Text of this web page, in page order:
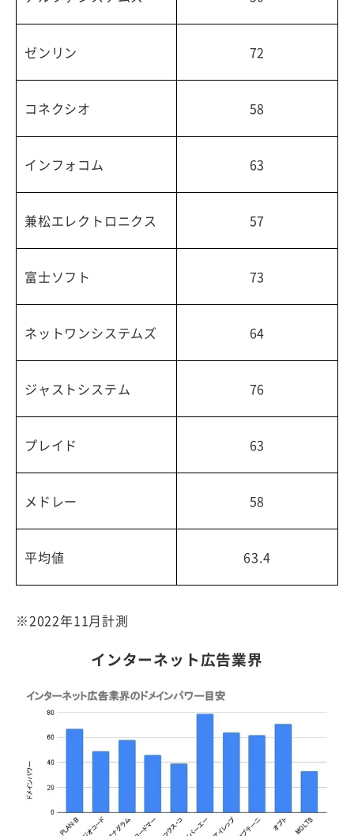
ゼンリン 72
コネクシオ 58
インフォコム 63
兼松エレクトロニクス 57
富士ソフト 73
ネットワンシステムズ 64
ジャストシステム 76
プレイド 63
メドレー 58
平均値 63.4
※2022年11月計測
インターネット広告業界